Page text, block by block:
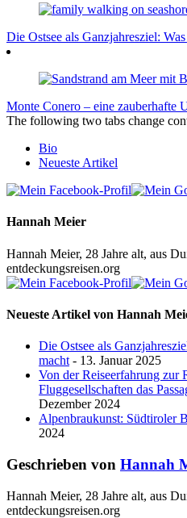
Die Ostsee als Ganzjahresziel:
Monte Conero – eine zauberhafte
The following two tabs change
Bio
Neueste Artikel
Hannah Meier
Hannah Meier, 28 Jahre alt, aus
entdeckungsreisen.org
Neueste Artikel von Hannah
Die Ostsee als
macht - 13. Januar 2025
Von der Reiseerfahrung zur
Fluggesellschaften das
Dezember 2024
Alpenbraukunst: Südtiroler
2024
Geschrieben von Hannah
Hannah Meier, 28 Jahre alt, aus
entdeckungsreisen.org